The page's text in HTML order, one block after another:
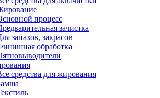
процесс
зачистка
запахов, закрасов
обработка
средства для жирования